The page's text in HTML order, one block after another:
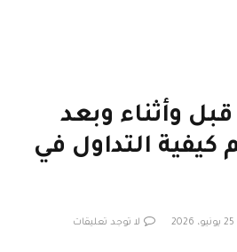
وأثناء وبعد
كيفية التداول في
25 يونيو، 2026 لا توجد تعليقات